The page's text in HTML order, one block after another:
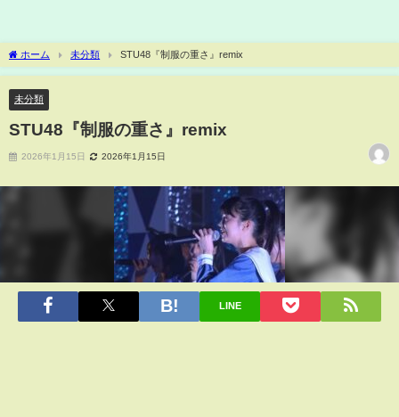
ホーム 未分類 STU48『制服の重さ』remix
未分類
STU48『制服の重さ』remix
2026年1月15日 2026年1月15日
LINE